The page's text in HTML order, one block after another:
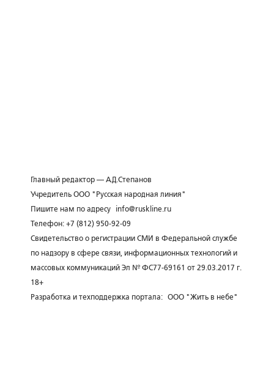
Главный редактор — А.Д.Степанов
Учредитель ООО "Русская народная линия"
Пишите нам по адресу
info@ruskline.ru
Телефон: +7 (812) 950-92-09
Свидетельство о регистрации СМИ в Федеральной службе
по надзору в сфере связи, информационных технологий и
массовых коммуникаций Эл № ФС77-69161 от 29.03.2017 г.
18+
Разработка и техподдержка портала: ООО "Жить в небе"